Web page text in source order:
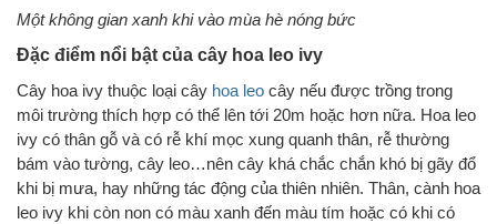
Một không gian xanh khi vào mùa hè nóng bức
Đặc điểm nổi bật của cây hoa leo ivy
Cây hoa ivy thuộc loại cây hoa leo cây nếu được trồng trong
môi trường thích hợp có thể lên tới 20m hoặc hơn nữa. Hoa leo
ivy có thân gỗ và có rễ khí mọc xung quanh thân, rễ thường
bám vào tường, cây leo…nên cây khá chắc chắn khó bị gãy đổ
khi bị mưa, hay những tác động của thiên nhiên. Thân, cành hoa
leo ivy khi còn non có màu xanh đến màu tím hoặc có khi có